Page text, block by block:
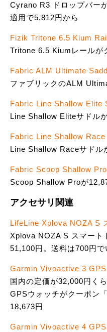
Cyrano R3 ドロップバー
適用で5,812円から
Fizik Tritone 6.5 Kium
Tritone 6.5 Kiumレールが
Fabric ALM Ultimate
ファブリックのALM
Fabric Line Shallow Elite
Line Shallow Eliteサドル
Fabric Line Shallow Race
Line Shallow Raceサドル
Fabric Scoop Shallow
Scoop Shallow Proが
アクセサリ関連
LifeLine Xplova NOZA S
Xplova NOZA S スマート
51,100円。送料は700円で
Garmin Vivoactive 3
国内の定価が32,000円く
GPSウォッチがクーポン
18,673円
Garmin Vivoactive 4